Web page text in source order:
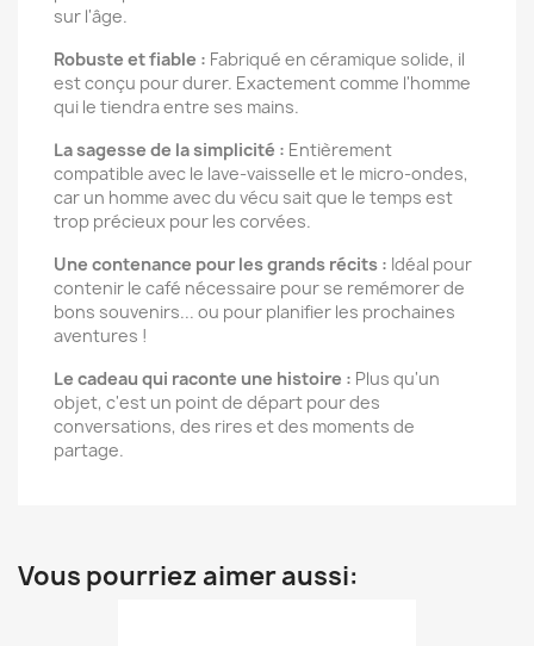
sur l'âge.
Robuste et fiable : Fabriqué en céramique solide, il
est conçu pour durer. Exactement comme l'homme
qui le tiendra entre ses mains.
La sagesse de la simplicité : Entièrement
compatible avec le lave-vaisselle et le micro-ondes,
car un homme avec du vécu sait que le temps est
trop précieux pour les corvées.
Une contenance pour les grands récits : Idéal pour
contenir le café nécessaire pour se remémorer de
bons souvenirs... ou pour planifier les prochaines
aventures !
Le cadeau qui raconte une histoire : Plus qu'un
objet, c'est un point de départ pour des
conversations, des rires et des moments de
partage.
Vous pourriez aimer aussi: